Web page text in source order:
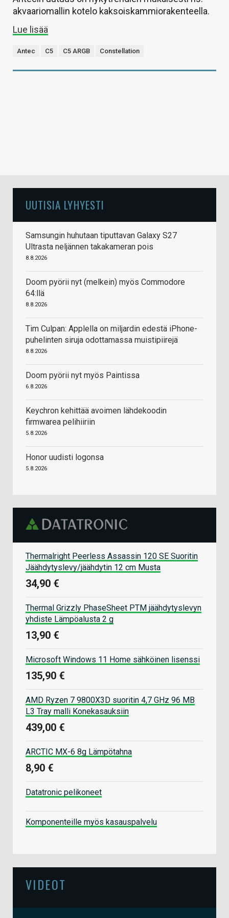
akvaariomallin kotelo kaksoiskammiorakenteella.
Lue lisää
Antec C5 C5 ARGB Constellation
UUTISIA LYHYESTI
Samsungin huhutaan tiputtavan Galaxy S27
Ultrasta neljännen takakameran pois
8.8.2026
Doom pyörii nyt (melkein) myös Commodore
64:llä
8.8.2026
Tim Culpan: Applella on miljardin edestä iPhone-
puhelinten siruja odottamassa muistipiirejä
8.8.2026
Doom pyörii nyt myös Paintissa
6.8.2026
Keychron kehittää avoimen lähdekoodin
firmwarea pelihiiriin
5.8.2026
Honor uudisti logonsa
5.8.2026
Thermalright Peerless Assassin 120 SE Suoritin
Jäähdytyslevy/jäähdytin 12 cm Musta
34,90 €
Thermal Grizzly PhaseSheet PTM jäähdytyslevyn
yhdiste Lämpöalusta 2 g
13,90 €
Microsoft Windows 11 Home sähköinen lisenssi
135,90 €
AMD Ryzen 7 9800X3D suoritin 4,7 GHz 96 MB
L3 Tray malli Konekasauksiin
439,00 €
ARCTIC MX-6 8g Lämpötahna
8,90 €
Datatronic pelikoneet
Komponenteille myös kasauspalvelu
VIDEOT